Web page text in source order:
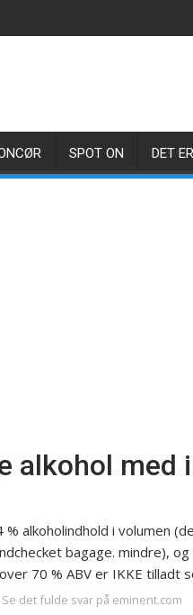
SPOT ON DET
alkohol med
% alkoholindhold i volumen
bagage. mindre),
70 % ABV er IKKE tilladt
Se det fulde svar på eminent.com